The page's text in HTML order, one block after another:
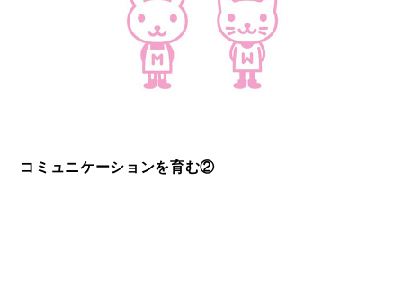
コミュニケーションを育む②